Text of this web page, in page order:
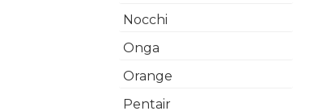
Nocchi
Onga
Orange
Pentair